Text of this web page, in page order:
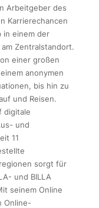
Arbeitgeber des
Karrierechancen
in einem der
Zentralstandort.
einer großen
anonymen
bis hin zu
und Reisen.
digitale
und
11
sorgt für
und BILLA
seinem Online
Online-